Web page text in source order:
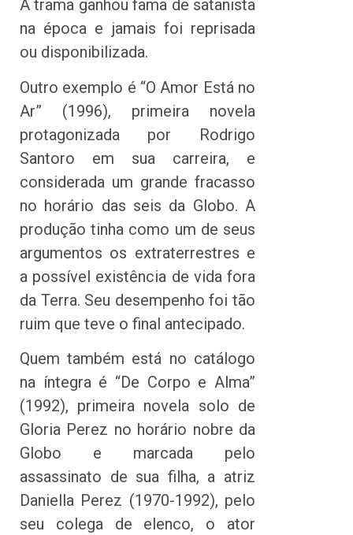
A trama ganhou fama de satanista
na época e jamais foi reprisada
ou disponibilizada.
Outro exemplo é “O Amor Está no
Ar” (1996), primeira novela
protagonizada por Rodrigo
Santoro em sua carreira, e
considerada um grande fracasso
no horário das seis da Globo. A
produção tinha como um de seus
argumentos os extraterrestres e
a possível existência de vida fora
da Terra. Seu desempenho foi tão
ruim que teve o final antecipado.
Quem também está no catálogo
na íntegra é “De Corpo e Alma”
(1992), primeira novela solo de
Gloria Perez no horário nobre da
Globo e marcada pelo
assassinato de sua filha, a atriz
Daniella Perez (1970-1992), pelo
seu colega de elenco, o ator